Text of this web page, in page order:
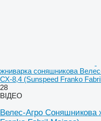
жниварка соняшникова
СХ-8,4 (Sunspeed Franko
28
ВІДЕО
Велес-Агро Соняшникова